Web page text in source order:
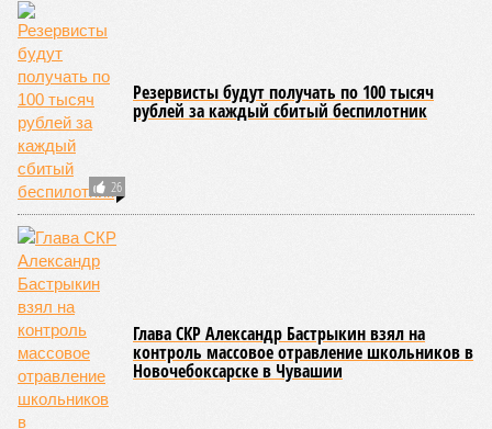
26
Резервисты будут получать по 100 тысяч
рублей за каждый сбитый беспилотник
Глава СКР Александр Бастрыкин взял на
контроль массовое отравление школьников в
Новочебоксарске в Чувашии